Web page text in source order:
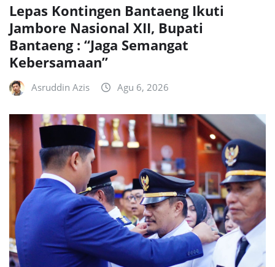
Lepas Kontingen Bantaeng Ikuti
Jambore Nasional XII, Bupati
Bantaeng : “Jaga Semangat
Kebersamaan”
Asruddin Azis Agu 6, 2026